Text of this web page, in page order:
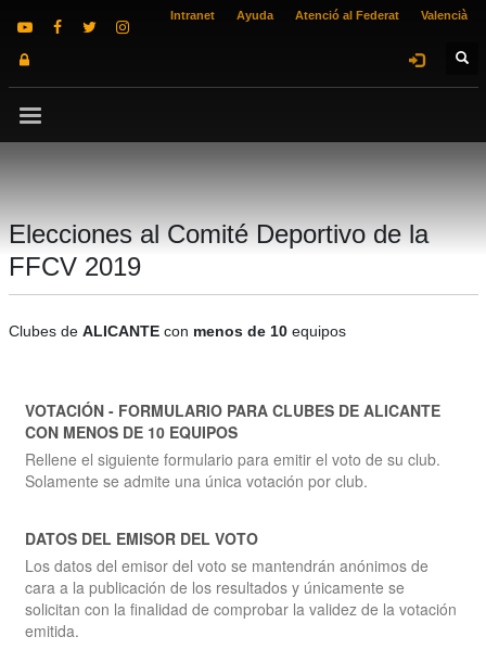
Intranet Ayuda Atenció al Federat Valencià
Elecciones al Comité Deportivo de la
FFCV 2019
Clubes de ALICANTEcon menos de 10equipos
VOTACIÓN - FORMULARIO PARA CLUBES DE ALICANTE
CON MENOS DE 10 EQUIPOS
Rellene el siguiente formulario para emitir el voto de su club.
Solamente se admite una única votación por club.
DATOS DEL EMISOR DEL VOTO
Los datos del emisor del voto se mantendrán anónimos de
cara a la publicación de los resultados y únicamente se
solicitan con la finalidad de comprobar la validez de la votación
emitida.